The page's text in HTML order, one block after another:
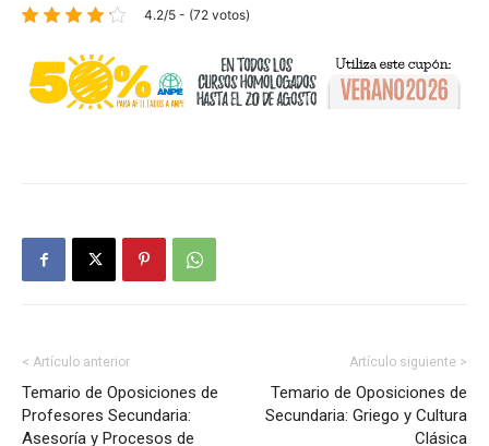
4.2/5 - (72 votos)
< Artículo anterior
Temario de Oposiciones de
Profesores Secundaria:
Asesoría y Procesos de
Artículo siguiente >
Temario de Oposiciones de
Secundaria: Griego y Cultura
Clásica